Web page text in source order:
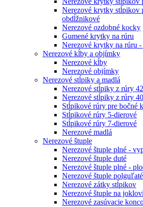
Nerezové krytky stĺpikov
obdĺžnikové
Nerezové ozdobné kocky
Gumené krytky na rúru
Nerezové krytky na rúru
Nerezové kĺby a objímky
Nerezové kĺby
Nerezové objímky
Nerezové stĺpiky a madlá
Nerezové stĺpiky z rúry
Nerezové stĺpiky z rúry
Stĺpikové rúry pre bočné
Stĺpikové rúry 5-dierové
Stĺpikové rúry 7-dierové
Nerezové madlá
Nerezové štuple
Nerezové štuple plné -
Nerezové štuple duté
Nerezové štuple plné -
Nerezové štuple polguľaté
Nerezové zátky stĺpikov
Nerezové štuple na
Nerezové zasúvacie